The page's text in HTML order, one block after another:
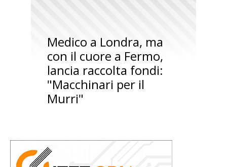
Medico a Londra, ma
con il cuore a Fermo,
lancia raccolta fondi:
"Macchinari per il
Murri"